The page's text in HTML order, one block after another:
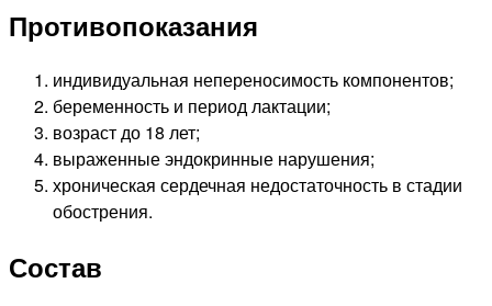
Противопоказания
индивидуальная непереносимость компонентов;
беременность и период лактации;
возраст до 18 лет;
выраженные эндокринные нарушения;
хроническая сердечная недостаточность в стадии
обострения.
Состав